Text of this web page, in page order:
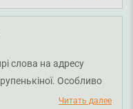
определить причину.
произвела
верный диагноз.
облегчение.
профессионал своего
слова на адресу
Особливо
до деталей, комплексний
Читать далее